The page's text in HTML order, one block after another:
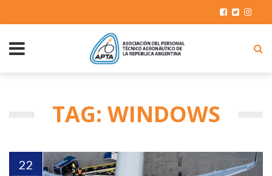
TAG: WINDOWS
22